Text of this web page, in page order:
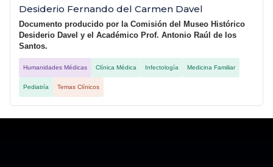
Desiderio Fernando del Carmen Davel
Documento producido por la Comisión del Museo Histórico
Desiderio Davel y el Académico Prof. Antonio Raúl de los
Santos.
Humanidades Médicas Clínica Médica Infectología Medicina Familiar
Pediatría Temas Clínicos